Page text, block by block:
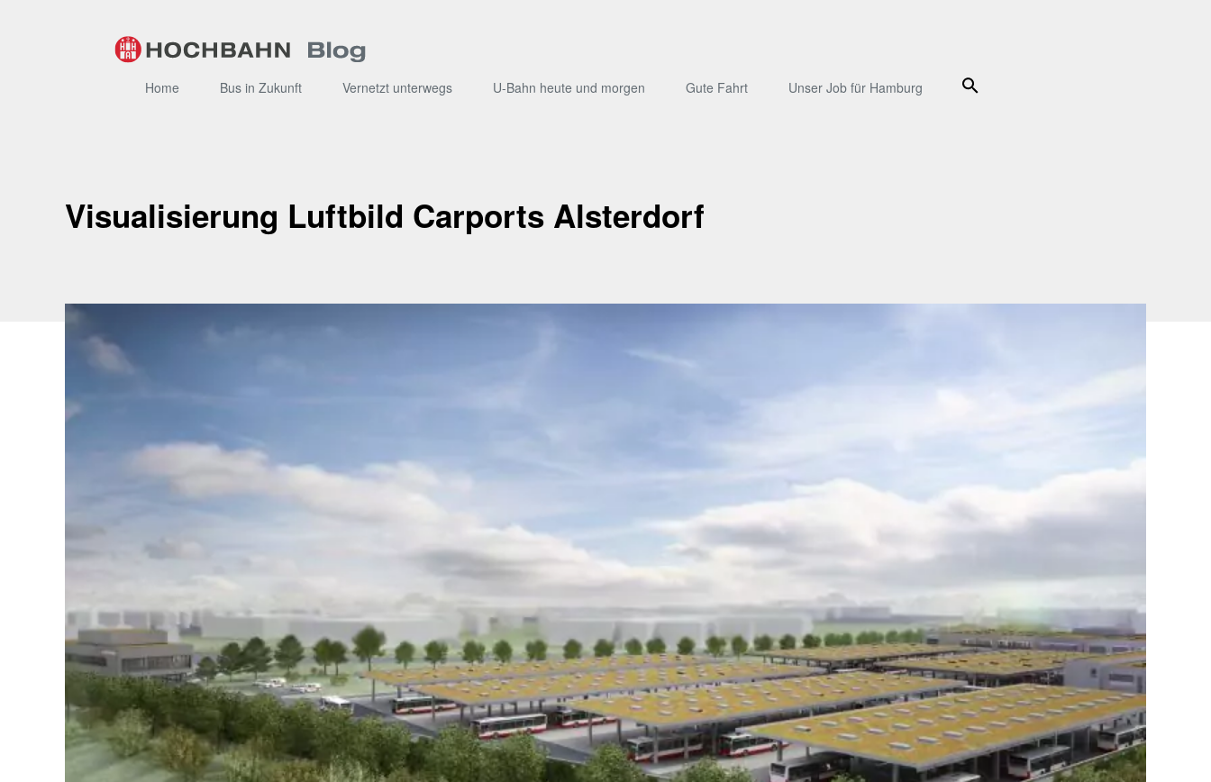
Home Bus in Zukunft Vernetzt unterwegs U-Bahn heute und morgen Gute Fahrt Unser Job für Hamburg Suche
Visualisierung Luftbild Carports Alsterdorf